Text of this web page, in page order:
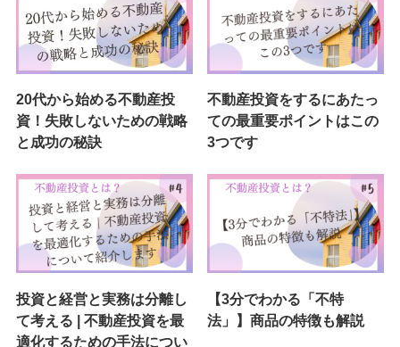
20代から始める不動産投
資！失敗しないための戦略
と成功の秘訣
不動産投資をするにあたっ
ての最重要ポイントはこの
3つです
投資と経営と実務は分離し
て考える | 不動産投資を最
適化するための手法につい
【3分でわかる「不特
法」】商品の特徴も解説